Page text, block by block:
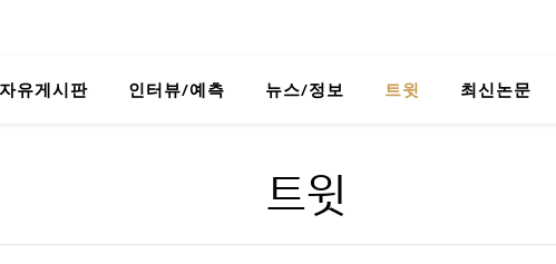
자유게시판 인터뷰/예측 뉴스/정보 트윗 최신논문
트윗